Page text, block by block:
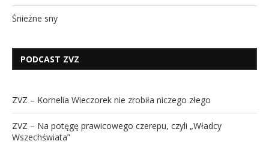
Śnieżne sny
PODCAST ZVZ
ZVZ – Kornelia Wieczorek nie zrobiła niczego złego
ZVZ – Na potęgę prawicowego czerepu, czyli „Władcy
Wszechświata”